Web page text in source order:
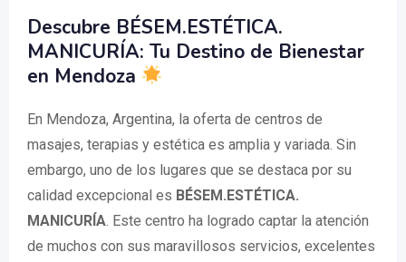
Descubre BÉSEM.ESTÉTICA.
MANICURÍA: Tu Destino de Bienestar
en Mendoza
En Mendoza, Argentina, la oferta de centros de
masajes, terapias y estética es amplia y variada. Sin
embargo, uno de los lugares que se destaca por su
calidad excepcional es BÉSEM.ESTÉTICA.
MANICURÍA. Este centro ha logrado captar la atención
de muchos con sus maravillosos servicios, excelentes